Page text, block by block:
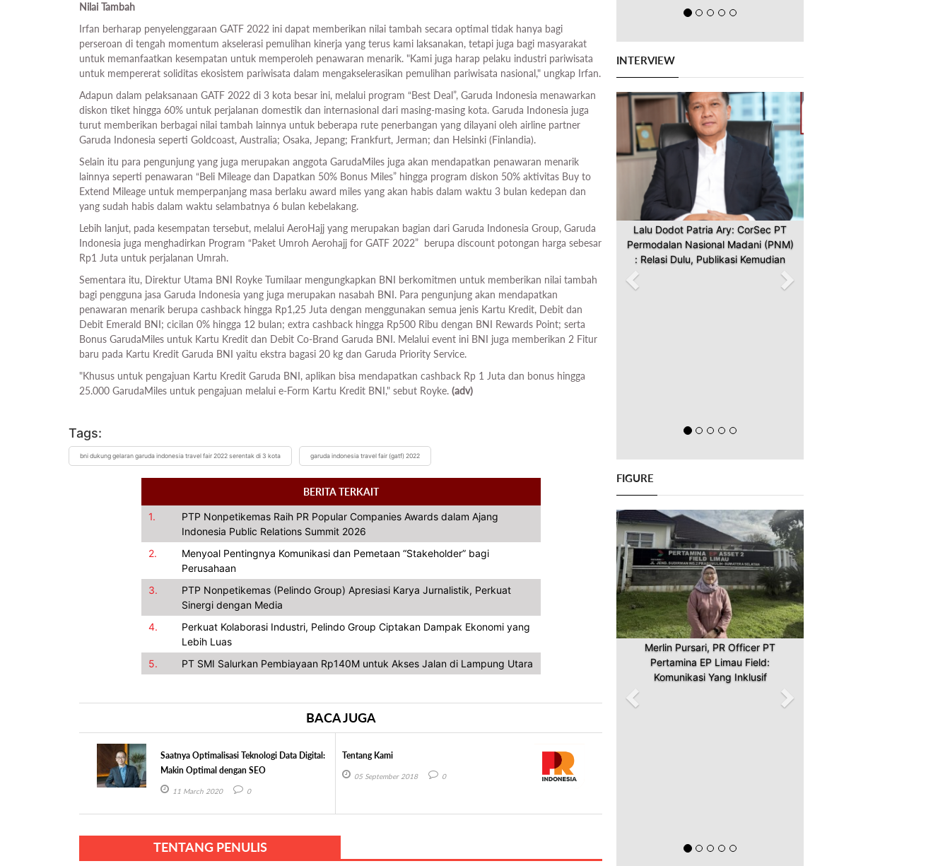
Nilai Tambah
Irfan berharap penyelenggaraan GATF 2022 ini dapat memberikan nilai tambah secara optimal tidak hanya bagi
perseroan di tengah momentum akselerasi pemulihan kinerja yang terus kami laksanakan, tetapi juga bagi masyarakat
untuk memanfaatkan kesempatan untuk memperoleh penawaran menarik. "Kami juga harap pelaku industri pariwisata
untuk mempererat soliditas ekosistem pariwisata dalam mengakselerasikan pemulihan pariwisata nasional," ungkap Irfan.
Adapun dalam pelaksanaan GATF 2022 di 3 kota besar ini, melalui program “Best Deal”, Garuda Indonesia menawarkan
diskon tiket hingga 60% untuk perjalanan domestik dan internasional dari masing-masing kota. Garuda Indonesia juga
turut memberikan berbagai nilai tambah lainnya untuk beberapa rute penerbangan yang dilayani oleh airline partner
Garuda Indonesia seperti Goldcoast, Australia; Osaka, Jepang; Frankfurt, Jerman; dan Helsinki (Finlandia).
Selain itu para pengunjung yang juga merupakan anggota GarudaMiles juga akan mendapatkan penawaran menarik
lainnya seperti penawaran “Beli Mileage dan Dapatkan 50% Bonus Miles” hingga program diskon 50% aktivitas Buy to
Extend Mileage untuk memperpanjang masa berlaku award miles yang akan habis dalam waktu 3 bulan kedepan dan
yang sudah habis dalam waktu selambatnya 6 bulan kebelakang.
Lebih lanjut, pada kesempatan tersebut, melalui AeroHajj yang merupakan bagian dari Garuda Indonesia Group, Garuda
Indonesia juga menghadirkan Program “Paket Umroh Aerohajj for GATF 2022” berupa discount potongan harga sebesar
Rp1 Juta untuk perjalanan Umrah.
Sementara itu, Direktur Utama BNI Royke Tumilaar mengungkapkan BNI berkomitmen untuk memberikan nilai tambah
bagi pengguna jasa Garuda Indonesia yang juga merupakan nasabah BNI. Para pengunjung akan mendapatkan
penawaran menarik berupa cashback hingga Rp1,25 Juta dengan menggunakan semua jenis Kartu Kredit, Debit dan
Debit Emerald BNI; cicilan 0% hingga 12 bulan; extra cashback hingga Rp500 Ribu dengan BNI Rewards Point; serta
Bonus GarudaMiles untuk Kartu Kredit dan Debit Co-Brand Garuda BNI. Melalui event ini BNI juga memberikan 2 Fitur
baru pada Kartu Kredit Garuda BNI yaitu ekstra bagasi 20 kg dan Garuda Priority Service.
"Khusus untuk pengajuan Kartu Kredit Garuda BNI, aplikan bisa mendapatkan cashback Rp 1 Juta dan bonus hingga
25.000 GarudaMiles untuk pengajuan melalui e-Form Kartu Kredit BNI," sebut Royke. (adv)
Tags:
bni dukung gelaran garuda indonesia travel fair 2022 serentak di 3 kota garuda indonesia travel fair (gatf) 2022
BERITA TERKAIT
1.
PTP Nonpetikemas Raih PR Popular Companies Awards dalam Ajang
Indonesia Public Relations Summit 2026
2.
Menyoal Pentingnya Komunikasi dan Pemetaan “Stakeholder” bagi
Perusahaan
3.
PTP Nonpetikemas (Pelindo Group) Apresiasi Karya Jurnalistik, Perkuat
Sinergi dengan Media
4.
Perkuat Kolaborasi Industri, Pelindo Group Ciptakan Dampak Ekonomi yang
Lebih Luas
5.
PT SMI Salurkan Pembiayaan Rp140M untuk Akses Jalan di Lampung Utara
BACA JUGA
Saatnya Optimalisasi Teknologi Data Digital:
Makin Optimal dengan SEO
11 March 2020 0
Tentang Kami
05 September 2018 0
TENTANG PENULIS
INTERVIEW
Lalu Dodot Patria Ary: CorSec PT
Permodalan Nasional Madani (PNM)
: Relasi Dulu, Publikasi Kemudian
Previous Next
FIGURE
Merlin Pursari, PR Officer PT
Pertamina EP Limau Field:
Komunikasi Yang Inklusif
Previous Next